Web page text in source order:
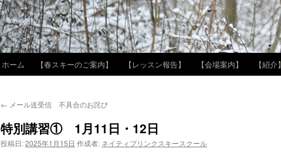
ホーム 【春スキーのご案内】 【レッスン報告】 【会場案内】 【紹介】
← メール送受信 不具合のお詫び
特別講習① 1月11日・12日
投稿日:2025年1月15日 作成者: ネイティブリンクスキースクール